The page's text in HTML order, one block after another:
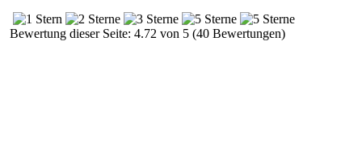
Bewertung dieser Seite: 4.72 von 5 (40 Bewertungen)